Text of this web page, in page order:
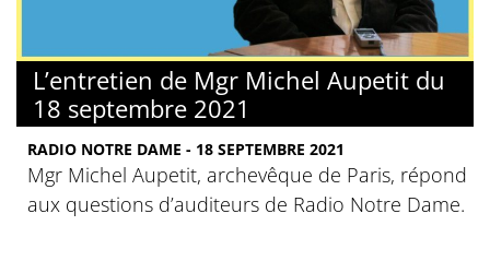
L’entretien de Mgr Michel Aupetit du
18 septembre 2021
RADIO NOTRE DAME - 18 SEPTEMBRE 2021
Mgr Michel Aupetit, archevêque de Paris, répond
aux questions d’auditeurs de Radio Notre Dame.